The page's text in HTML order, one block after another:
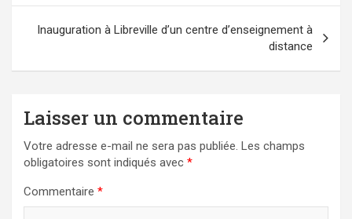
Inauguration à Libreville d’un centre d’enseignement à
distance
Laisser un commentaire
Votre adresse e-mail ne sera pas publiée. Les champs
obligatoires sont indiqués avec *
Commentaire *